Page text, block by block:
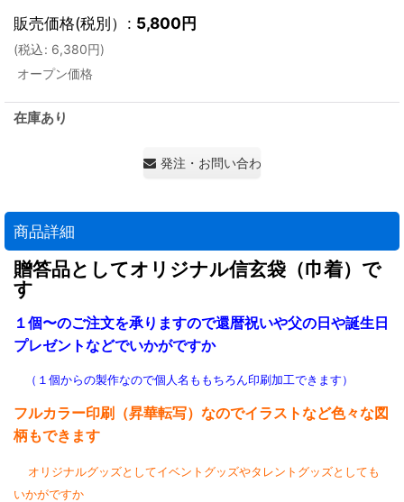
販売価格(税別） : 5,800円
(税込: 6,380円)
オープン価格
在庫あり
発注・お問い合わせ・見積もり依頼
商品詳細
贈答品としてオリジナル信玄袋（巾着）で
す
１個〜のご注文を承りますので還暦祝いや父の日や誕生日
プレゼントなどでいかがですか
（１個からの製作なので個人名ももちろん印刷加工できます）
フルカラー印刷（昇華転写）なのでイラストなど色々な図
柄もできます
オリジナルグッズとしてイベントグッズやタレントグッズとしても
いかがですか